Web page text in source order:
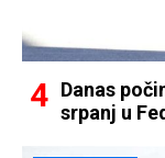
Danas
srpanj u